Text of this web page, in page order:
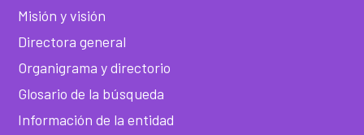
Misión y visión
Directora general
Organigrama y directorio
Glosario de la búsqueda
Información de la entidad